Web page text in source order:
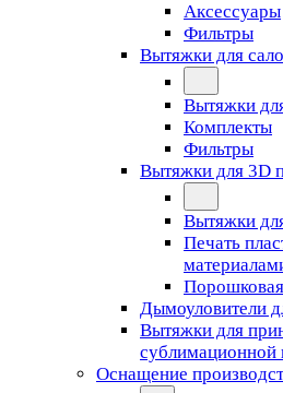
Аксессуары
Фильтры
Вытяжки для
Вытяжки
Комплекты
Фильтры
Вытяжки для 3D
Вытяжки
Печать
Дымоуловители
Вытяжки для
сублимационной
Оснащение